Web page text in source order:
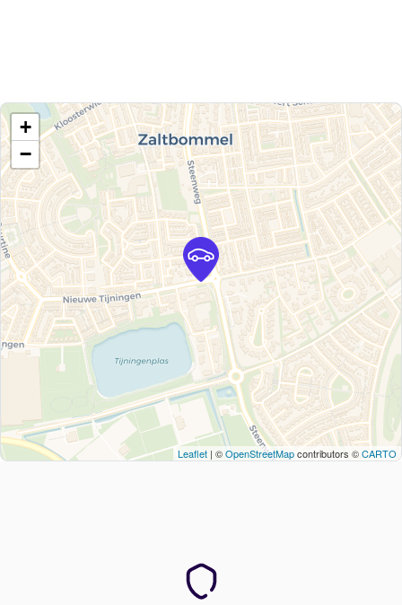
+
−
Leaflet | ©OpenStreetMapcontributors ©CARTO